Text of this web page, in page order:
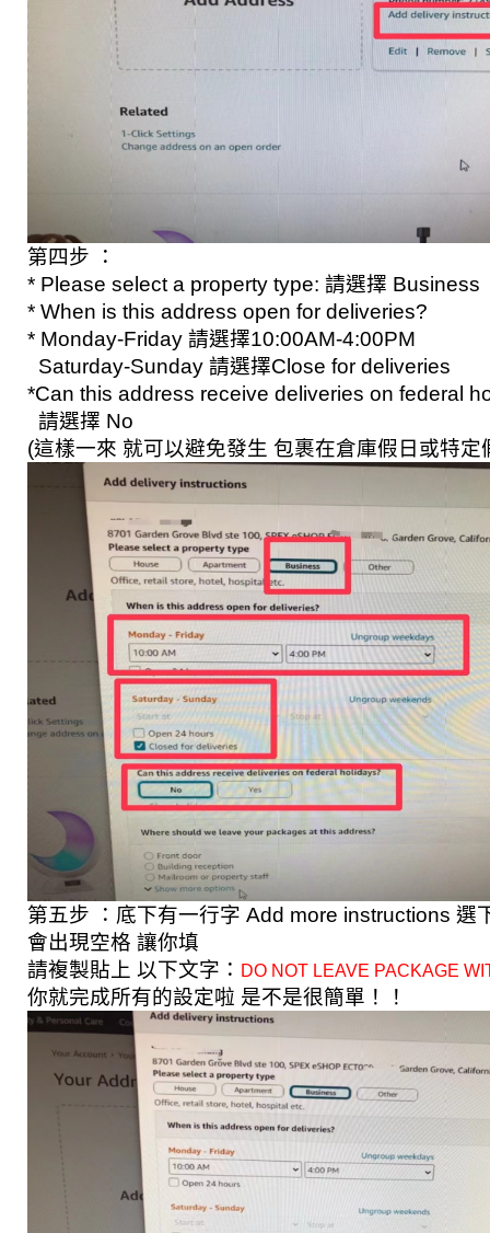
第四步 ：
* Please select a property type: 請選擇 Business
* When is this address open for deliveries?
* Monday-Friday 請選擇10:00AM-4:00PM
Saturday-Sunday 請選擇Close for deliveries
*Can this address receive deliveries on federal
請選擇 No
(這樣一來 就可以避免發生 包裹在倉庫假日或特
第五步 ：底下有一行字 Add more instructions 選
會出現空格 讓你填
請複製貼上 以下文字： DO NOT LEAVE PACKAGE
你就完成所有的設定啦 是不是很簡單！！